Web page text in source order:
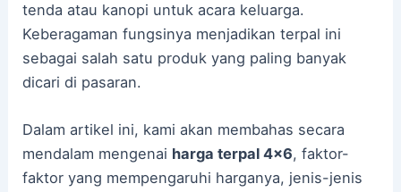
tenda atau kanopi untuk acara keluarga.
Keberagaman fungsinya menjadikan terpal ini
sebagai salah satu produk yang paling banyak
dicari di pasaran.
Dalam artikel ini, kami akan membahas secara
mendalam mengenai harga terpal 4×6, faktor-
faktor yang mempengaruhi harganya, jenis-jenis